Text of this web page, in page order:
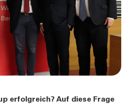
erfolgreich? Auf diese Frage